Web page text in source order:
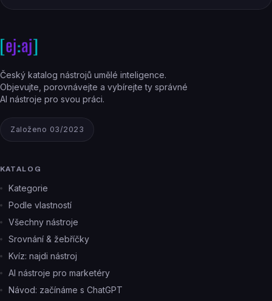
Český katalog nástrojů umělé inteligence.
Objevujte, porovnávejte a vybírejte ty správné
AI nástroje pro svou práci.
Založeno 03/2023
KATALOG
Kategorie
Podle vlastností
Všechny nástroje
Srovnání & žebříčky
Kvíz: najdi nástroj
AI nástroje pro marketéry
Návod: začínáme s ChatGPT